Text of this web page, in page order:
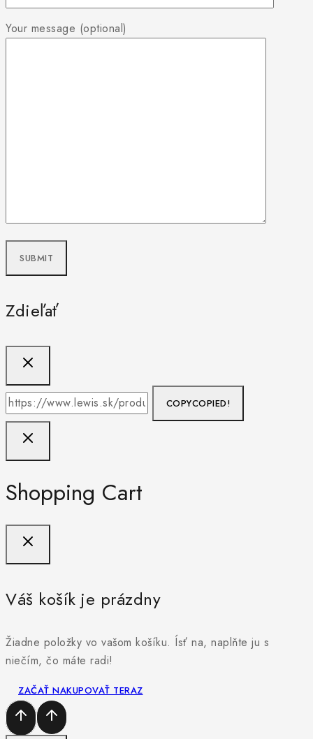
Your message (optional)
Zdieľať
COPYCOPIED!
Shopping Cart
Váš košík je prázdny
Žiadne položky vo vašom košíku. Ísť na, naplňte ju s
niečím, čo máte radi!
ZAČAŤ NAKUPOVAŤ TERAZ